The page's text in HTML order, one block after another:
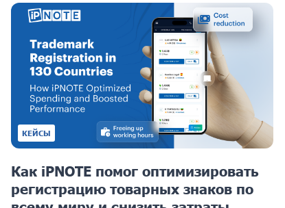
КЕЙСЫ
Как iPNOTE помог оптимизировать
регистрацию товарных знаков по